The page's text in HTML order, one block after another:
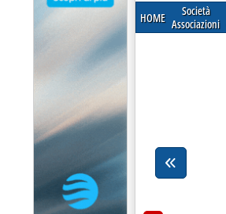
HOME
Società
Associazioni